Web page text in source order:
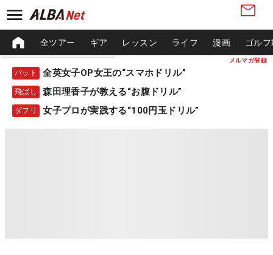
メルマガ登録
全ツアー ギア レッスン ライフ 漫画 ゴル
パット 全英女子OP女王の“スマホドリル”
飛ばし 森田理香子が教える“お腹ドリル”
ダフリ 女子プロが実践する“100円玉ドリル”